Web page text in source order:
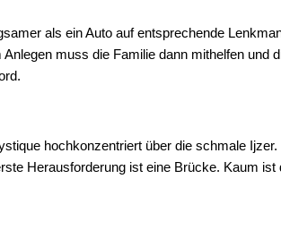
als ein Auto auf entsprechende
muss die Familie dann mithelfen
hochkonzentriert über die schmale
Herausforderung ist eine Brücke. Kaum